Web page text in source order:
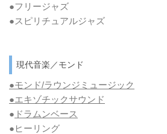
●フリージャズ
●スピリチュアルジャズ
現代音楽／モンド
●モンド/ラウンジミュージック
●エキゾチックサウンド
● ドラムンベース
●ヒーリング